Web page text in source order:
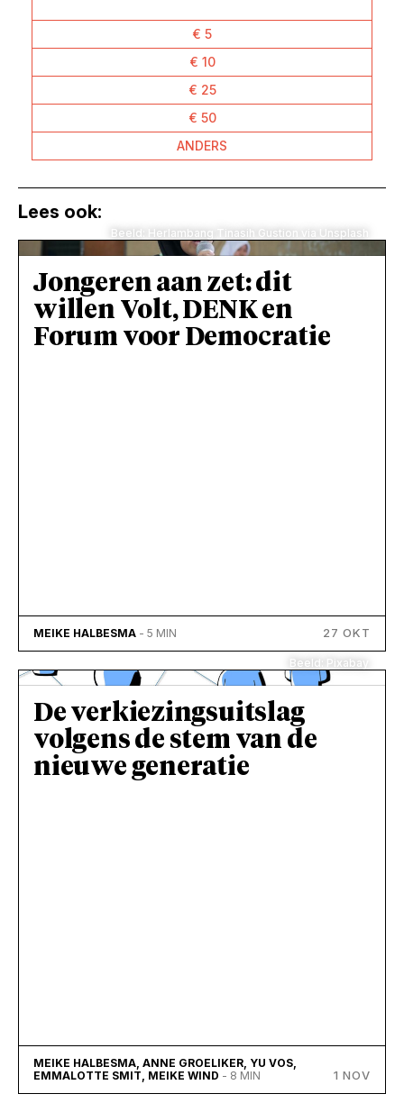
€ 5
€ 10
€ 25
€ 50
ANDERS
Lees ook:
Beeld: Herlambang Tinasih Gustion via Unsplash
Jongeren aan zet: dit
willen Volt, DENK en
Forum voor Democratie
MEIKE HALBESMA - 5 MIN 27 OKT
Beeld: Pixabay
De verkiezingsuitslag
volgens de stem van de
nieuwe generatie
MEIKE HALBESMA, ANNE GROELIKER, YU VOS,
EMMALOTTE SMIT, MEIKE WIND - 8 MIN 1 NOV